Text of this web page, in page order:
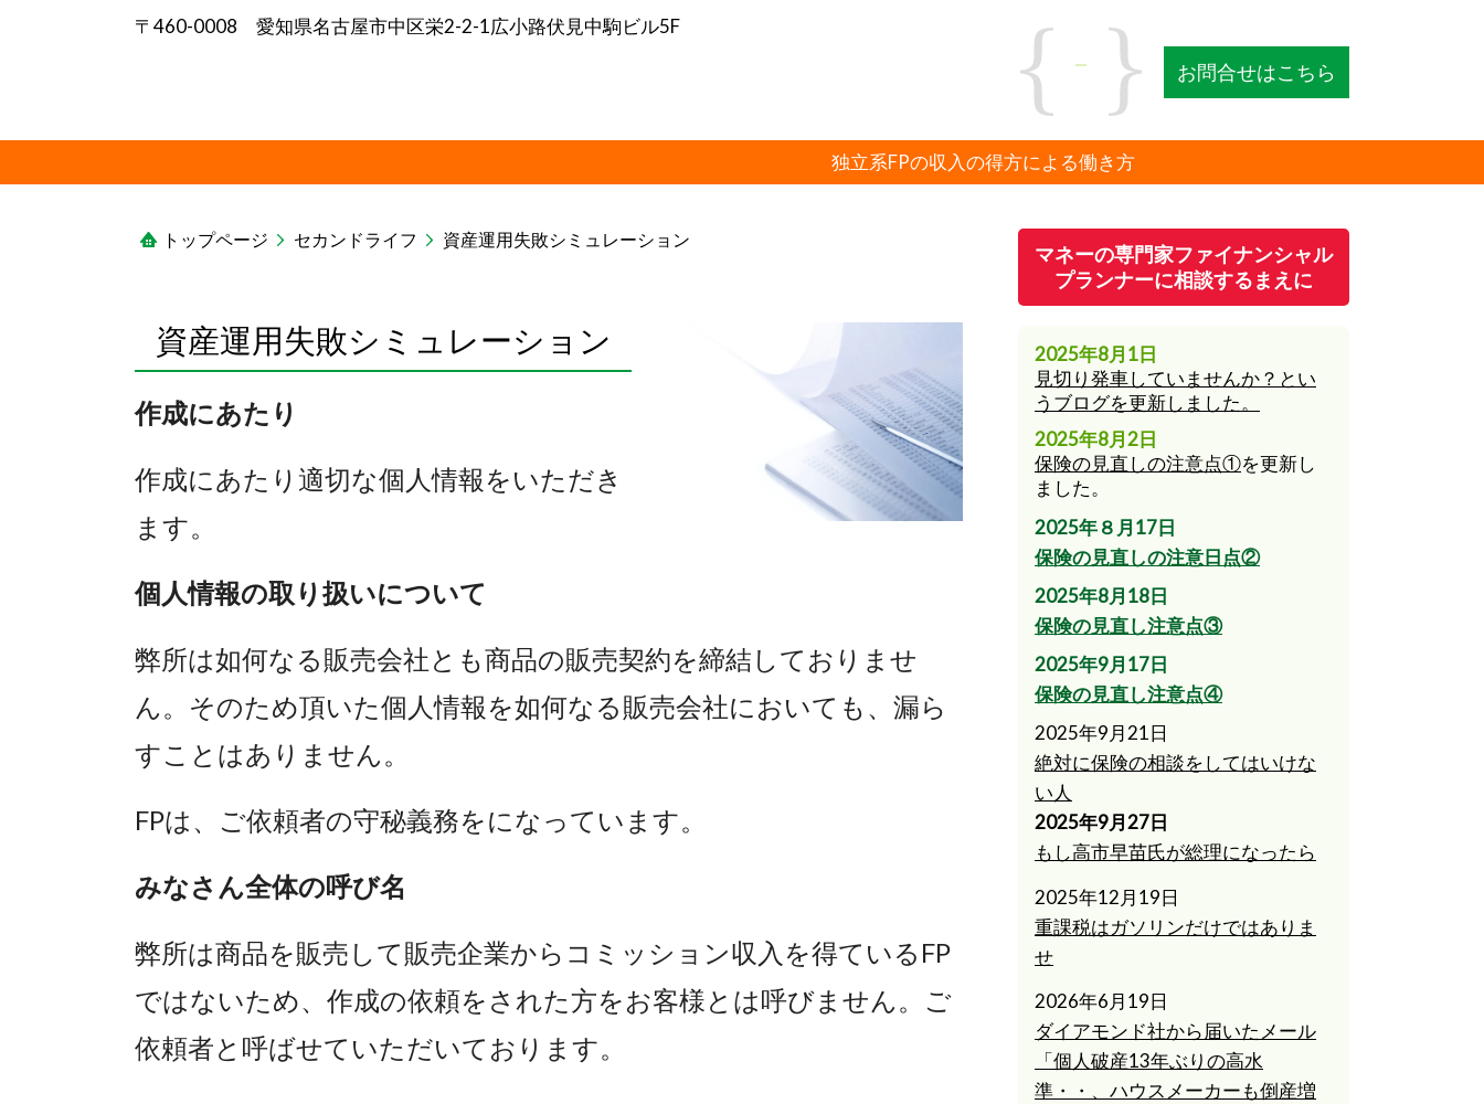
〒460-0008 愛知県名古屋市中区栄2-2-1広小路伏見中駒ビル5F
お問合せはこちら
独立系FPの収入の得方による働き方
トップページ セカンドライフ 資産運用失敗シミュレーション
資産運用失敗シミュレーション
作成にあたり
作成にあたり適切な個人情報をいただき
ます。
個人情報の取り扱いについて
弊所は如何なる販売会社とも商品の販売契約を締結しておりませ
ん。そのため頂いた個人情報を如何なる販売会社においても、漏ら
すことはありません。
FPは、ご依頼者の守秘義務をになっています。
みなさん全体の呼び名
弊所は商品を販売して販売企業からコミッション収入を得ているFP
ではないため、作成の依頼をされた方をお客様とは呼びません。ご
依頼者と呼ばせていただいております。
マネーの専門家ファイナンシャル
プランナーに相談するまえに
2025年8月1日
見切り発車していませんか？とい
うブログを更新しました。
2025年8月2日
保険の見直しの注意点①を更新し
ました。
2025年８月17日
保険の見直しの注意日点②
2025年8月18日
保険の見直し注意点③
2025年9月17日
保険の見直し注意点④
2025年9月21日
絶対に保険の相談をしてはいけな
い人
2025年9月27日
もし高市早苗氏が総理になったら
2025年12月19日
重課税はガソリンだけではありま
せ
2026年6月19日
ダイアモンド社から届いたメール
「個人破産13年ぶりの高水
準・・、ハウスメーカーも倒産増